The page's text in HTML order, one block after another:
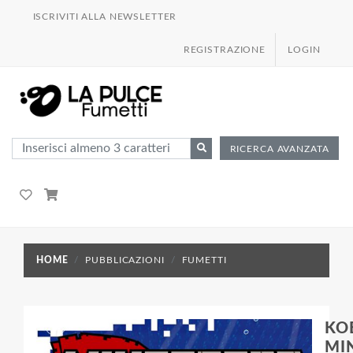
ISCRIVITI ALLA NEWSLETTER
REGISTRAZIONE LOGIN
RICERCA AVANZATA
HOME PUBBLICAZIONI FUMETTI